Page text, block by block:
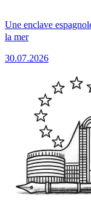
Une enclave
la mer
30.07.2026